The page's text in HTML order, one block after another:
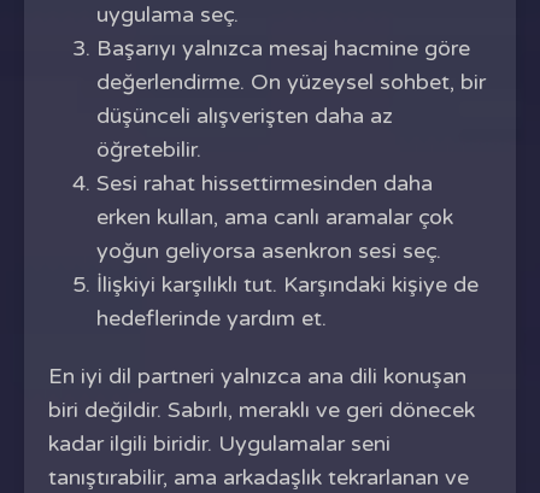
uygulama seç.
Başarıyı yalnızca mesaj hacmine göre
değerlendirme. On yüzeysel sohbet, bir
düşünceli alışverişten daha az
öğretebilir.
Sesi rahat hissettirmesinden daha
erken kullan, ama canlı aramalar çok
yoğun geliyorsa asenkron sesi seç.
İlişkiyi karşılıklı tut. Karşındaki kişiye de
hedeflerinde yardım et.
En iyi dil partneri yalnızca ana dili konuşan
biri değildir. Sabırlı, meraklı ve geri dönecek
kadar ilgili biridir. Uygulamalar seni
tanıştırabilir, ama arkadaşlık tekrarlanan ve